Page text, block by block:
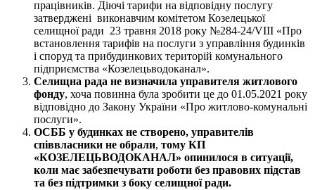
працівників. Діючі тарифи на відповідну послугу
затверджені виконавчим комітетом Козелецької
селищної ради 23 травня 2018 року №284-24/VIII «Про
встановлення тарифів на послуги з управління будинків
і споруд та прибудинкових територій комунального
підприємства «Козелецьводоканал».
Селищна рада не визначила управителя житлового
фонду, хоча повинна була зробити це до 01.05.2021 року
відповідно до Закону України «Про житлово-комунальні
послуги».
ОСББ у будинках не створено, управителів
співвласники не обрали, тому КП
«КОЗЕЛЕЦЬВОДОКАНАЛ» опинилося в ситуації,
коли має забезпечувати роботи без правових підстав
та без підтримки з боку селищноїради.